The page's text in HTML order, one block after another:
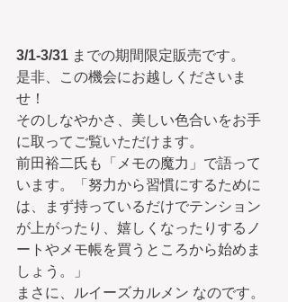
3/1-3/31​ までの期間限定販売です。
是非、この機会にお越しくださいま
せ！
そのしなやかさ、美しい色合いをお手
に取ってご覧いただけます。
前田裕二氏も「メモの魔力」で語って
います。「努力から習慣にするために
は、まず持っているだけでテンション
が上がったり、嬉しくなったりするノ
ートやメモ帳を買うところから始めま
しょう。」
​まさに、ルイーズカルメン なのです。